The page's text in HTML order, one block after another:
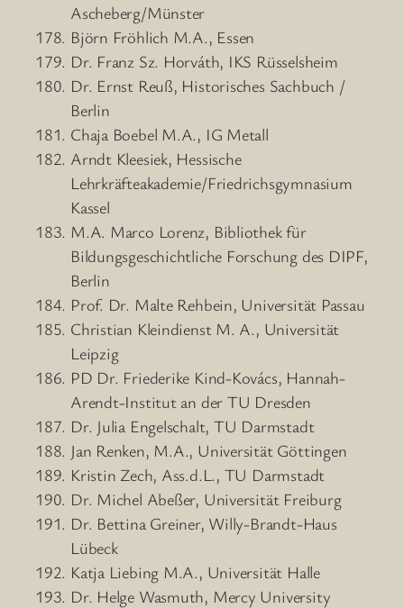
Ascheberg/Münster
Björn Fröhlich M.A., Essen
Dr. Franz Sz. Horváth, IKS Rüsselsheim
Dr. Ernst Reuß, Historisches Sachbuch /
Berlin
Chaja Boebel M.A., IG Metall
Arndt Kleesiek, Hessische
Lehrkräfteakademie/Friedrichsgymnasium
Kassel
M.A. Marco Lorenz, Bibliothek für
Bildungsgeschichtliche Forschung des DIPF,
Berlin
Prof. Dr. Malte Rehbein, Universität Passau
Christian Kleindienst M. A., Universität
Leipzig
PD Dr. Friederike Kind-Kovács, Hannah-
Arendt-Institut an der TU Dresden
Dr. Julia Engelschalt, TU Darmstadt
Jan Renken, M.A., Universität Göttingen
Kristin Zech, Ass.d.L., TU Darmstadt
Dr. Michel Abeßer, Universität Freiburg
Dr. Bettina Greiner, Willy-Brandt-Haus
Lübeck
Katja Liebing M.A., Universität Halle
Dr. Helge Wasmuth, Mercy University